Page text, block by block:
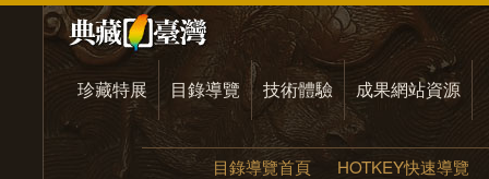
珍藏特展 目錄導覽 技術體驗 成果網站資源
目錄導覽首頁 HOTKEY快速導覽